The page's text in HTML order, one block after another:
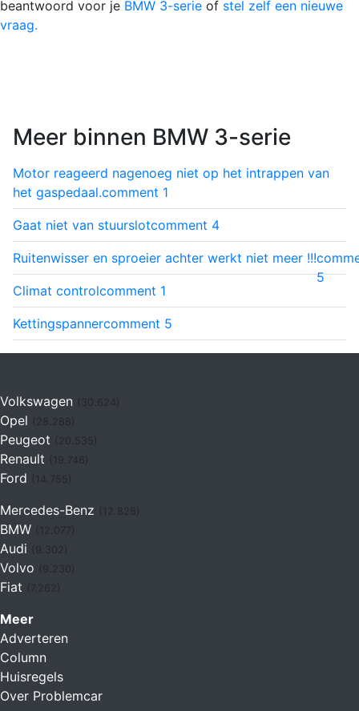
beantwoord voor je BMW 3-serie of stel zelf een nieuwe
vraag.
Meer binnen BMW 3-serie
Motor reageerd nagenoeg niet op het intrappen van
het gaspedaal.comment 1
Gaat niet van stuurslotcomment 4
Ruitenwisser en sproeier achter werkt niet meer !!!
5
Climat controlcomment 1
Kettingspannercomment 5
Volkswagen (30.624)
Opel
Peugeot
Renault (19.746)
Ford (14.755)
Mercedes-Benz
BMW
Audi
Volvo
Fiat (7.262)
Meer
Adverteren
Column
Huisregels
Over Problemcar